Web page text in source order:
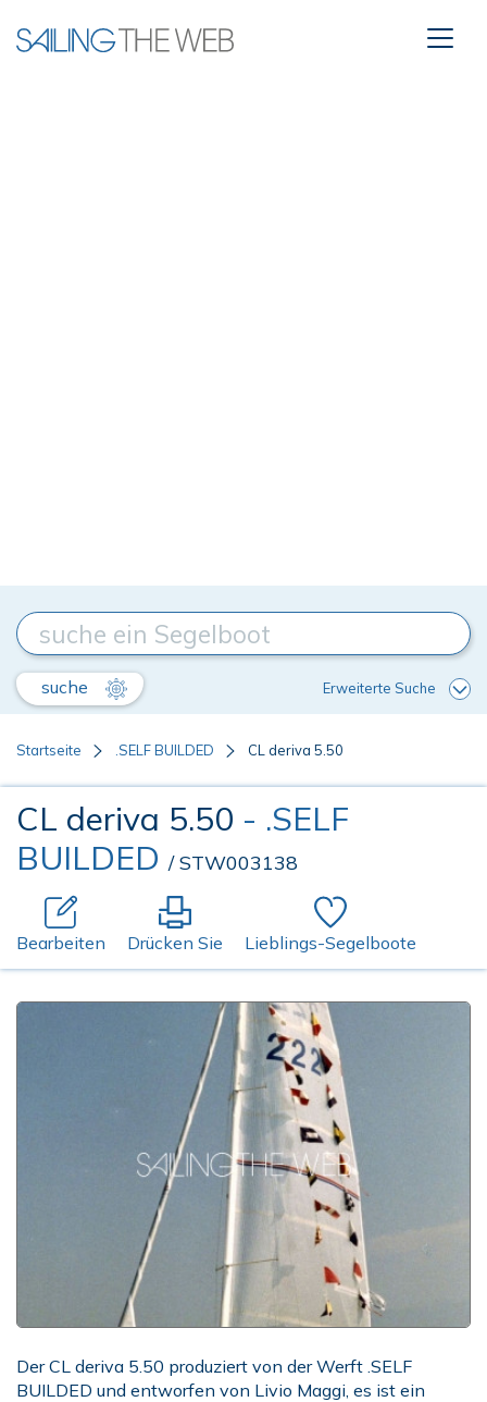
suche Erweiterte Suche
Startseite .SELF BUILDED CL deriva 5.50
CL deriva 5.50 - .SELF
BUILDED / STW003138
Bearbeiten Drücken Sie Lieblings-Segelboote
Der CL deriva 5.50 produziert von der Werft .SELF
BUILDED und entworfen von Livio Maggi, es ist ein